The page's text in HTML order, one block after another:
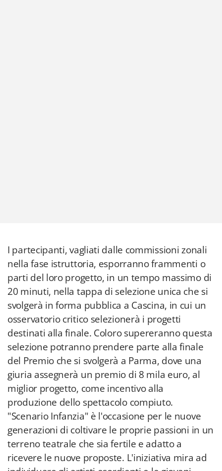
I partecipanti, vagliati dalle commissioni zonali
nella fase istruttoria, esporranno frammenti o
parti del loro progetto, in un tempo massimo di
20 minuti, nella tappa di selezione unica che si
svolgerà in forma pubblica a Cascina, in cui un
osservatorio critico selezionerà i progetti
destinati alla finale. Coloro supereranno questa
selezione potranno prendere parte alla finale
del Premio che si svolgerà a Parma, dove una
giuria assegnerà un premio di 8 mila euro, al
miglior progetto, come incentivo alla
produzione dello spettacolo compiuto.
"Scenario Infanzia" è l'occasione per le nuove
generazioni di coltivare le proprie passioni in un
terreno teatrale che sia fertile e adatto a
ricevere le nuove proposte. L'iniziativa mira ad